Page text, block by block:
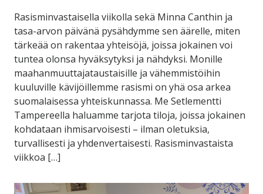
Rasisminvastaisella viikolla sekä Minna Canthin ja
tasa-arvon päivänä pysähdymme sen äärelle, miten
tärkeää on rakentaa yhteisöjä, joissa jokainen voi
tuntea olonsa hyväksytyksi ja nähdyksi. Monille
maahanmuuttajataustaisille ja vähemmistöihin
kuuluville kävijöillemme rasismi on yhä osa arkea
suomalaisessa yhteiskunnassa. Me Setlementti
Tampereella haluamme tarjota tiloja, joissa jokainen
kohdataan ihmisarvoisesti – ilman oletuksia,
turvallisesti ja yhdenvertaisesti. Rasisminvastaista
viikkoa […]